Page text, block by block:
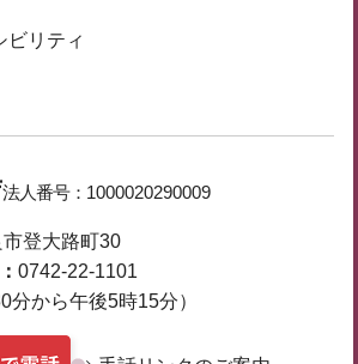
ビリティ
法人番号： 1000020290009
登大路町30
0742-22-1101
分から午後5時15分）